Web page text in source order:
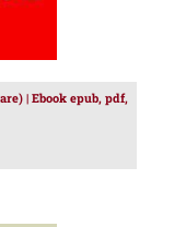
| Ebook epub, pdf,